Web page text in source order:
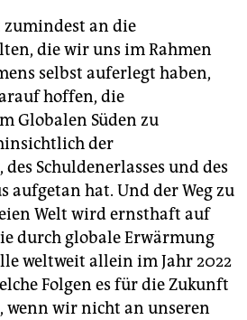
an die
die wir uns im Rahmen
selbst auferlegt haben,
hoffen, die
Globalen Süden zu
der
, des Schuldenerlasses und des
hat. Und der Weg zu
Welt wird ernsthaft auf
durch globale Erwärmung
weltweit allein im Jahr 2022
Folgen es für die Zukunft
wenn wir nicht an unseren